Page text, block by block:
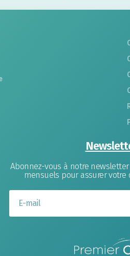
Abonnez-vous à notre
mensuels pour assurer votre